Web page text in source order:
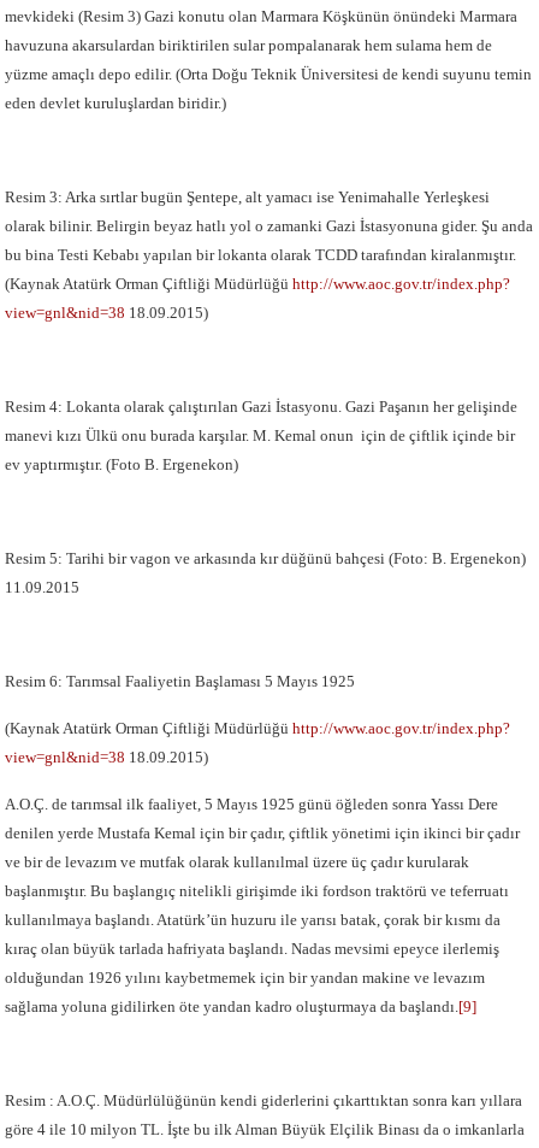
mevkideki (Resim 3) Gazi konutu olan Marmara Köşkünün önündeki Marmara
havuzuna akarsulardan biriktirilen sular pompalanarak hem sulama hem de
yüzme amaçlı depo edilir. (Orta Doğu Teknik Üniversitesi de kendi suyunu temin
eden devlet kuruluşlardan biridir.)
Resim 3: Arka sırtlar bugün Şentepe, alt yamacı ise Yenimahalle Yerleşkesi
olarak bilinir. Belirgin beyaz hatlı yol o zamanki Gazi İstasyonuna gider. Şu anda
bu bina Testi Kebabı yapılan bir lokanta olarak TCDD tarafından kiralanmıştır.
(Kaynak Atatürk Orman Çiftliği Müdürlüğühttp://www.aoc.gov.tr/index.php?
view=gnl&nid=38 18.09.2015)
Resim 4: Lokanta olarak çalıştırılan Gazi İstasyonu. Gazi Paşanın her gelişinde
manevi kızı Ülkü onu burada karşılar. M. Kemal onun için de çiftlik içinde bir
ev yaptırmıştır. (Foto B. Ergenekon)
Resim 5: Tarihi bir vagon ve arkasında kır düğünü bahçesi (Foto: B. Ergenekon)
11.09.2015
Resim 6: Tarımsal Faaliyetin Başlaması 5 Mayıs 1925
(Kaynak Atatürk Orman Çiftliği Müdürlüğühttp://www.aoc.gov.tr/index.php?
view=gnl&nid=38 18.09.2015)
A.O.Ç. de tarımsal ilk faaliyet, 5 Mayıs 1925 günü öğleden sonra Yassı Dere
denilen yerde Mustafa Kemal için bir çadır, çiftlik yönetimi için ikinci bir çadır
ve bir de levazım ve mutfak olarak kullanılmal üzere üç çadır kurularak
başlanmıştır. Bu başlangıç nitelikli girişimde iki fordson traktörü ve teferruatı
kullanılmaya başlandı. Atatürk’ün huzuru ile yarısı batak, çorak bir kısmı da
kıraç olan büyük tarlada hafriyata başlandı. Nadas mevsimi epeyce ilerlemiş
olduğundan 1926 yılını kaybetmemek için bir yandan makine ve levazım
sağlama yoluna gidilirken öte yandan kadro oluşturmaya da başlandı.[9]
Resim : A.O.Ç. Müdürlülüğünün kendi giderlerini çıkarttıktan sonra karı yıllara
göre 4 ile 10 milyon TL. İşte bu ilk Alman Büyük Elçilik Binası da o imkanlarla